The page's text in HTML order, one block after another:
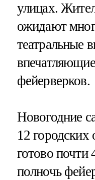
улицах.
ожидают
театральные
фейерверков.
Новогодние
12 городских
готово почти
полночь